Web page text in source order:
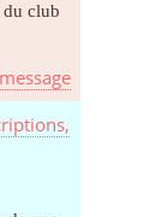
du club